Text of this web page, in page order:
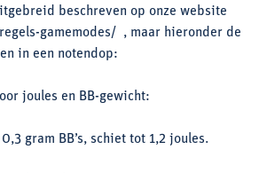
beschreven op onze website
gamemodes/ , maar hieronder de
in een notendop:
joules en BB-gewicht:
gram BB’s, schiet tot 1,2 joules.